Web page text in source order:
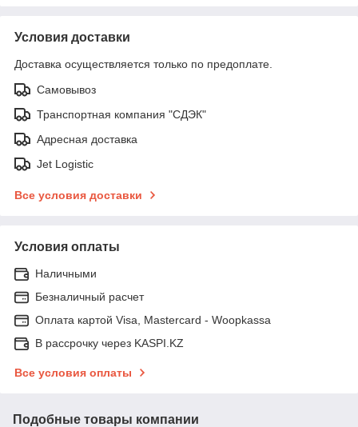
Условия доставки
Доставка осуществляется только по предоплате.
Самовывоз
Транспортная компания "СДЭК"
Адресная доставка
Jet Logistic
Все условия доставки
Условия оплаты
Наличными
Безналичный расчет
Оплата картой Visa, Mastercard - Woopkassa
В рассрочку через KASPI.KZ
Все условия оплаты
Подобные товары компании